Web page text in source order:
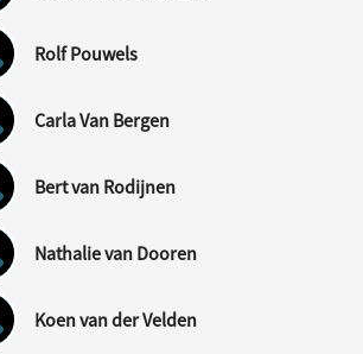
Rolf Pouwels
Carla Van Bergen
Bert van Rodijnen
Nathalie van Dooren
Koen van der Velden